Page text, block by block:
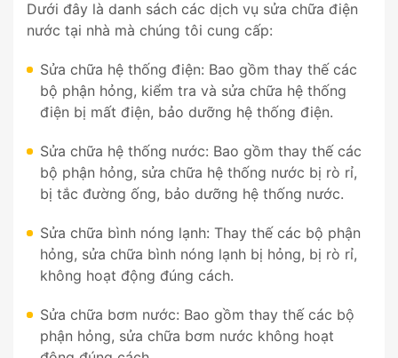
Dưới đây là danh sách các dịch vụ sửa chữa điện
nước tại nhà mà chúng tôi cung cấp:
Sửa chữa hệ thống điện: Bao gồm thay thế các
bộ phận hỏng, kiểm tra và sửa chữa hệ thống
điện bị mất điện, bảo dưỡng hệ thống điện.
Sửa chữa hệ thống nước: Bao gồm thay thế các
bộ phận hỏng, sửa chữa hệ thống nước bị rò rỉ,
bị tắc đường ống, bảo dưỡng hệ thống nước.
Sửa chữa bình nóng lạnh: Thay thế các bộ phận
hỏng, sửa chữa bình nóng lạnh bị hỏng, bị rò rỉ,
không hoạt động đúng cách.
Sửa chữa bơm nước: Bao gồm thay thế các bộ
phận hỏng, sửa chữa bơm nước không hoạt